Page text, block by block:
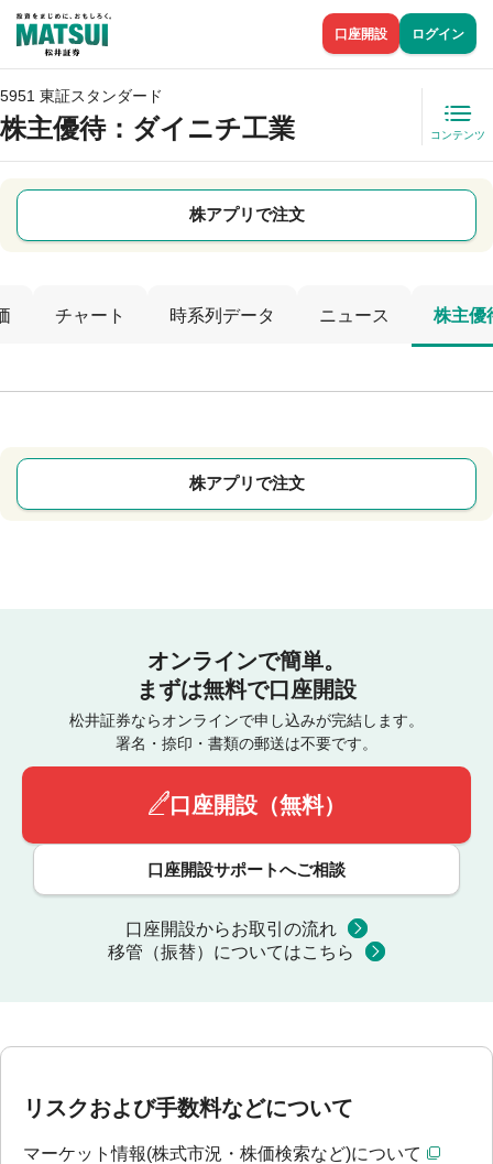
口座開設 ログイン
5951 東証スタンダード
株主優待：ダイニチ工業 コンテンツ
株アプリで注文
チャート 時系列データ ニュース 株主優
株アプリで注文
オンラインで簡単。
まずは無料で口座開設
松井証券ならオンラインで申し込みが完結します。
署名・捺印・書類の郵送は不要です。
口座開設（無料）
口座開設サポートへご相談
口座開設からお取引の流れ
移管（振替）についてはこちら
リスクおよび手数料などについて
マーケット情報(株式市況・株価検索など)について